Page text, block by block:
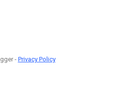
- Privacy Policy